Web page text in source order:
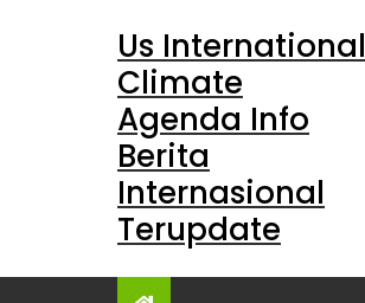
Us International
Climate
Agenda Info
Berita
Internasional
Terupdate